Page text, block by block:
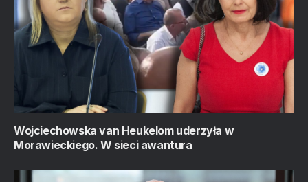
Wojciechowska van Heukelom uderzyła w
Morawieckiego. W sieci awantura